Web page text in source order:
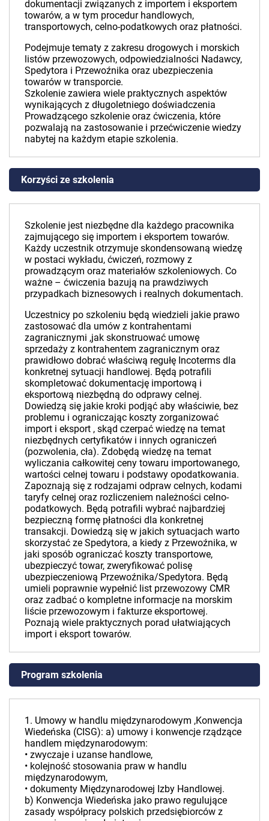
dokumentacji związanych z importem i eksportem
towarów, a w tym procedur handlowych,
transportowych, celno-podatkowych oraz płatności.
Podejmuje tematy z zakresu drogowych i morskich
listów przewozowych, odpowiedzialności Nadawcy,
Spedytora i Przewoźnika oraz ubezpieczenia
towarów w transporcie.
Szkolenie zawiera wiele praktycznych aspektów
wynikających z długoletniego doświadczenia
Prowadzącego szkolenie oraz ćwiczenia, które
pozwalają na zastosowanie i przećwiczenie wiedzy
nabytej na każdym etapie szkolenia.
Korzyści ze szkolenia
Szkolenie jest niezbędne dla każdego pracownika
zajmującego się importem i eksportem towarów.
Każdy uczestnik otrzymuje skondensowaną wiedzę
w postaci wykładu, ćwiczeń, rozmowy z
prowadzącym oraz materiałów szkoleniowych. Co
ważne – ćwiczenia bazują na prawdziwych
przypadkach biznesowych i realnych dokumentach.
Uczestnicy po szkoleniu będą wiedzieli jakie prawo
zastosować dla umów z kontrahentami
zagranicznymi ,jak skonstruować umowę
sprzedaży z kontrahentem zagranicznym oraz
prawidłowo dobrać właściwą regułę Incoterms dla
konkretnej sytuacji handlowej. Będą potrafili
skompletować dokumentację importową i
eksportową niezbędną do odprawy celnej.
Dowiedzą się jakie kroki podjąć aby właściwie, bez
problemu i ograniczając koszty zorganizować
import i eksport , skąd czerpać wiedzę na temat
niezbędnych certyfikatów i innych ograniczeń
(pozwolenia, cła). Zdobędą wiedzę na temat
wyliczania całkowitej ceny towaru importowanego,
wartości celnej towaru i podstawy opodatkowania.
Zapoznają się z rodzajami odpraw celnych, kodami
taryfy celnej oraz rozliczeniem należności celno-
podatkowych. Będą potrafili wybrać najbardziej
bezpieczną formę płatności dla konkretnej
transakcji. Dowiedzą się w jakich sytuacjach warto
skorzystać ze Spedytora, a kiedy z Przewoźnika, w
jaki sposób ograniczać koszty transportowe,
ubezpieczyć towar, zweryfikować polisę
ubezpieczeniową Przewoźnika/Spedytora. Będą
umieli poprawnie wypełnić list przewozowy CMR
oraz zadbać o kompletne informacje na morskim
liście przewozowym i fakturze eksportowej.
Poznają wiele praktycznych porad ułatwiających
import i eksport towarów.
Program szkolenia
1. Umowy w handlu międzynarodowym ,Konwencja
Wiedeńska (CISG): a) umowy i konwencje rządzące
handlem międzynarodowym:
• zwyczaje i uzanse handlowe,
• kolejność stosowania praw w handlu
międzynarodowym,
• dokumenty Międzynarodowej Izby Handlowej.
b) Konwencja Wiedeńska jako prawo regulujące
zasady współpracy polskich przedsiębiorców z